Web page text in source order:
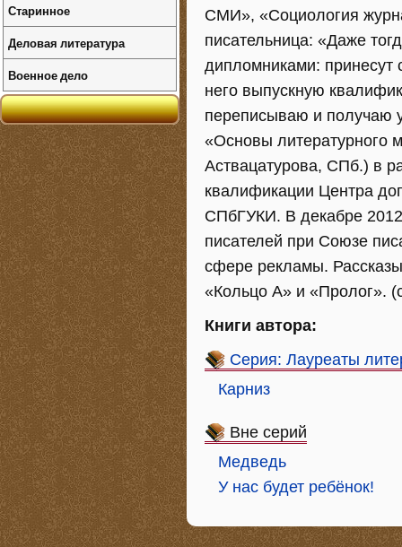
СМИ», «Социология
писательница: «Даже
дипломниками:
него выпускную
переписываю и получаю
«Основы литературного
Аствацатурова, СПб.) в
квалификации Центра
СПбГУКИ. В декабре
писателей при Союзе
сфере рекламы.
«Кольцо А» и «Пролог».
Книги автора:
Серия: Лауреаты
Карниз
Вне серий
Медведь
У нас будет ребёнок!
Старинное
Деловая литература
Военное дело